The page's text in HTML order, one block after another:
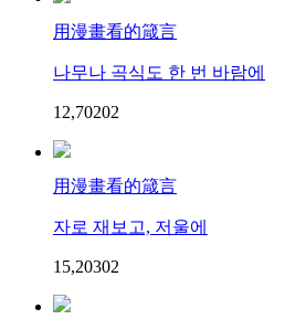
用漫畫看的箴言
나무나 곡식도 한 번 바람에
12,70202
用漫畫看的箴言
자로 재보고, 저울에
15,20302